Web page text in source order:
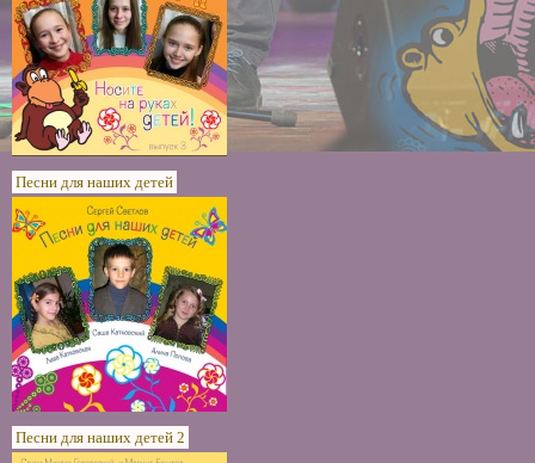
Песни для наших детей
Песни для наших детей 2